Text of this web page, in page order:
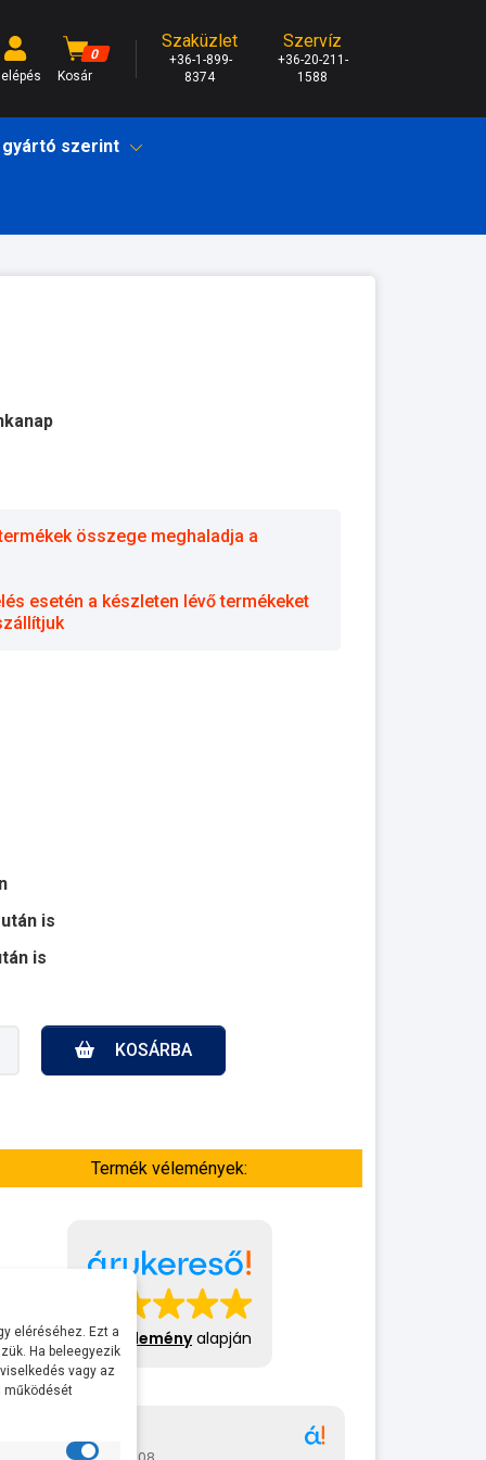
0
Kosár
Szaküzlet
+36-1-899-
8374
Szervíz
+36-20-211-
1588
szerint
összege meghaladja a
esetén a készleten lévő termékeket
is
is
KOSÁRBA
Termék vélemények:
413 véleményalapján
Gábor
eléréséhez. Ezt a
Ha beleegyezik
vagy az
működését